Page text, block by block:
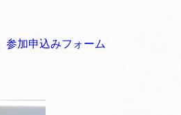
参加申込みフォーム